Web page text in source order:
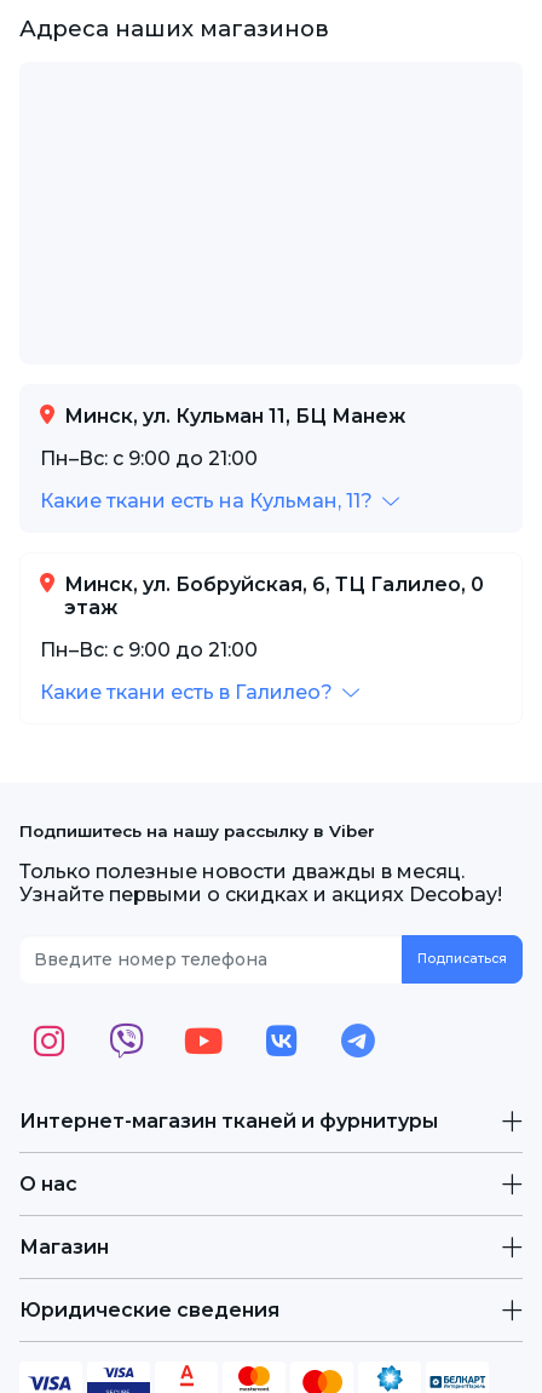
Адреса наших магазинов
Минск, ул. Кульман 11, БЦ Манеж
Пн–Вс: с 9:00 до 21:00
Какие ткани есть на Кульман, 11?
Минск, ул. Бобруйская, 6, ТЦ Галилео, 0
этаж
Пн–Вс: с 9:00 до 21:00
Какие ткани есть в Галилео?
Интернет-магазин тканей и фурнитуры
О нас
Магазин
Юридические сведения
Подпишитесь на нашу рассылку в Viber
Только полезные новости дважды в месяц.
Узнайте первыми о скидках и акциях Decobay!